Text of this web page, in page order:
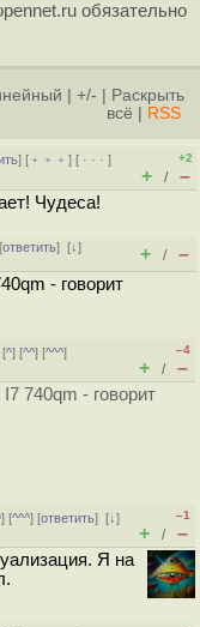
обязательно
+/-
Раскрыть
всё
RSS
] [ ﹢﹢﹢] [ · · ·]
+2
+ / –
Чудеса!
ответить][↓]
+ / –
- говорит
[^] [^^] [^^^]
–4
+ / –
740qm - говорит
] [^^^] [ответить][↓]
–1
+ / –
Я на